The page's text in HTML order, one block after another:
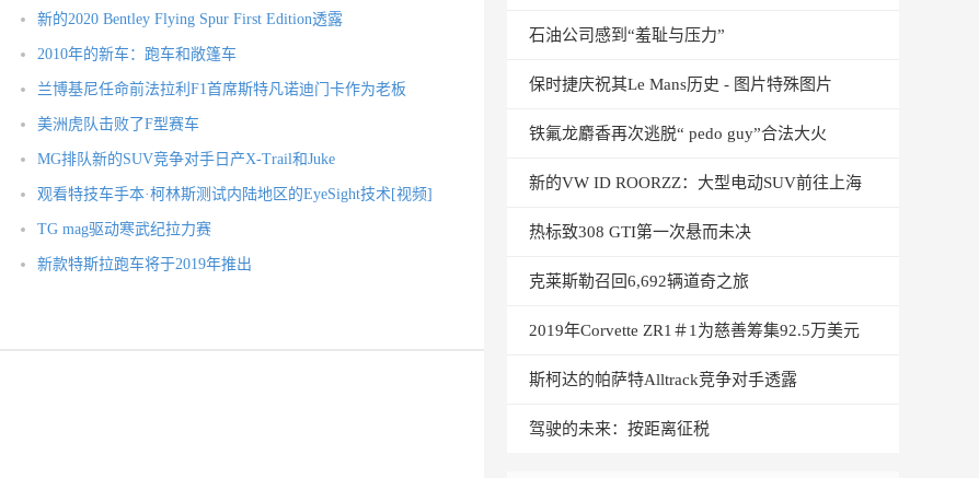
新的2020 Bentley Flying Spur First Edition透露
2010年的新车：跑车和敞篷车
兰博基尼任命前法拉利F1首席斯特凡诺迪门卡作为老板
美洲虎队击败了F型赛车
MG排队新的SUV竞争对手日产X-Trail和Juke
观看特技车手本·柯林斯测试内陆地区的EyeSight技术[视频]
TG mag驱动寒武纪拉力赛
新款特斯拉跑车将于2019年推出
石油公司感到“羞耻与压力”
保时捷庆祝其Le Mans历史 - 图片特殊图片
铁氟龙麝香再次逃脱“ pedo guy”合法大火
新的VW ID ROORZZ：大型电动SUV前往上海
热标致308 GTI第一次悬而未决
克莱斯勒召回6,692辆道奇之旅
2019年Corvette ZR1＃1为慈善筹集92.5万美元
斯柯达的帕萨特Alltrack竞争对手透露
驾驶的未来：按距离征税